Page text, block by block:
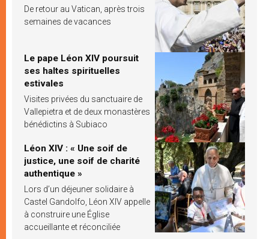
De retour au Vatican, après trois
semaines de vacances
Le pape Léon XIV poursuit
ses haltes spirituelles
estivales
Visites privées du sanctuaire de
Vallepietra et de deux monastères
bénédictins à Subiaco
Léon XIV : « Une soif de
justice, une soif de charité
authentique »
Lors d’un déjeuner solidaire à
Castel Gandolfo, Léon XIV appelle
à construire une Église
accueillante et réconciliée